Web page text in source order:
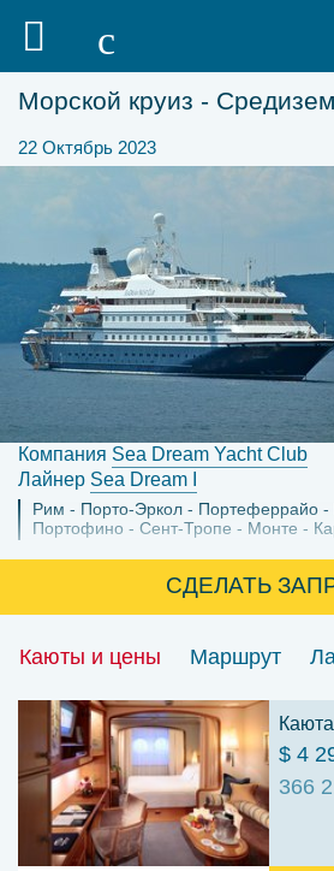
Морской круиз -
22 Октябрь 2023
Компания Sea Dream Yacht Club
Лайнер Sea Dream I
Рим Порто-Эркол Портеферрайо
Портофино
Сент-Тропе Монте -
СДЕЛАТЬ
Каюты и цены Маршрут
$ 4
366